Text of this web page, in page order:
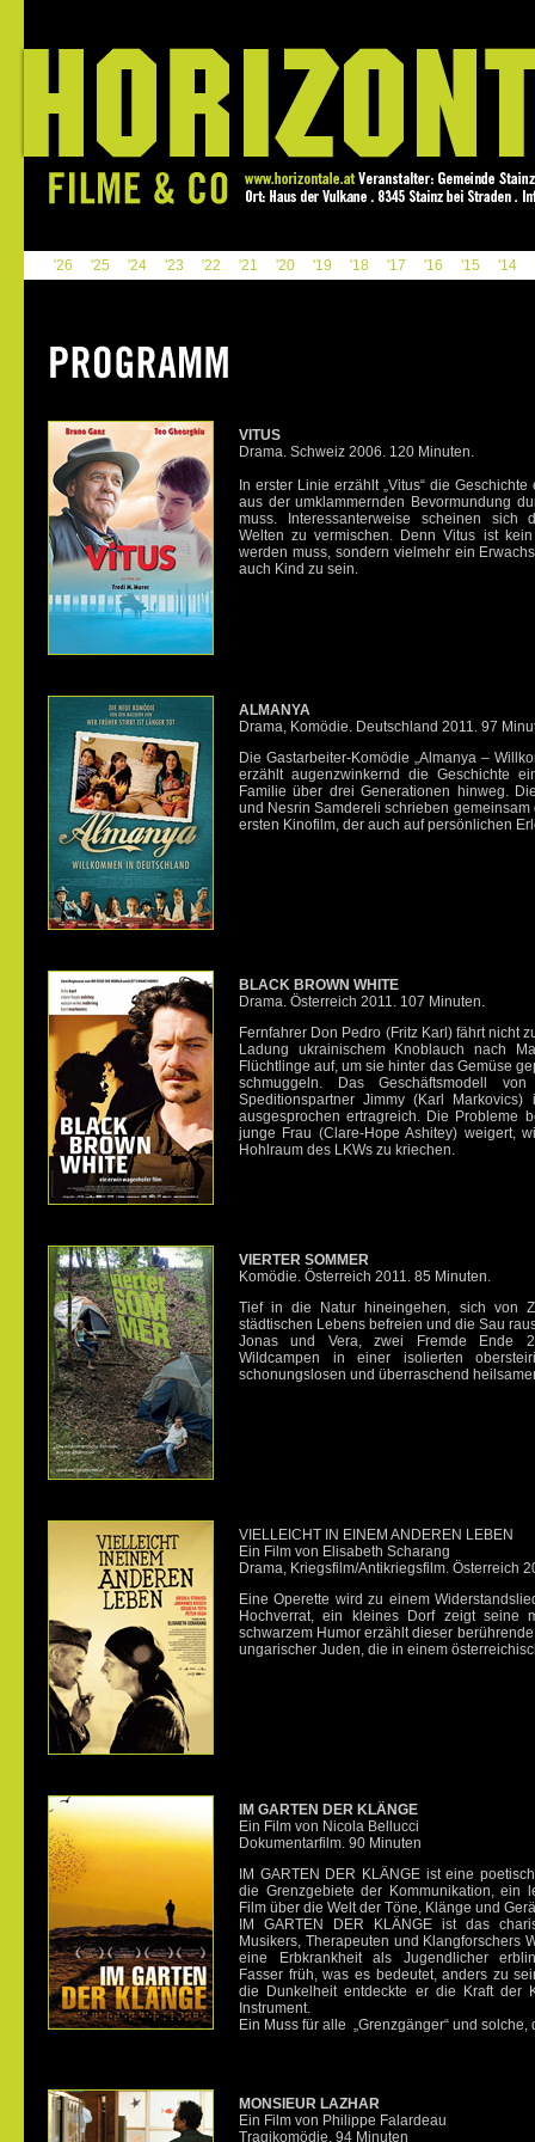
'26 '25 '24 '23 '22 '21 '20 '19 '18 '17 '16 '15 '14
VITUS
Drama. Schweiz 2006. 120 Minuten.
In erster Linie erzählt „Vitus“ die
aus der umklammernden Bevormundung
muss. Interessanterweise scheinen sich
Welten zu vermischen. Denn Vitus ist
werden muss, sondern vielmehr ein
auch Kind zu sein.
ALMANYA
Drama, Komödie. Deutschland 2011. 97
Die Gastarbeiter-Komödie „Almanya –
erzählt augenzwinkernd die Geschichte
Familie über drei Generationen hinweg.
und Nesrin Samdereli schrieben gemeinsam
ersten Kinofilm, der auch auf persönlichen
BLACK BROWN WHITE
Drama. Österreich 2011. 107 Minuten.
Fernfahrer Don Pedro (Fritz Karl) fährt nicht
Ladung ukrainischem Knoblauch nach
Flüchtlinge auf, um sie hinter das Gemüse
schmuggeln. Das Geschäftsmodell
Speditionspartner Jimmy (Karl
ausgesprochen ertragreich. Die Probleme
junge Frau (Clare-Hope Ashitey) weigert,
Hohlraum des LKWs zu kriechen.
VIERTER SOMMER
Komödie. Österreich 2011. 85 Minuten.
Tief in die Natur hineingehen, sich von
städtischen Lebens befreien und die Sau
Jonas und Vera, zwei Fremde Ende
Wildcampen in einer isolierten
schonungslosen und überraschend
VIELLEICHT IN EINEM ANDEREN LEBEN
Ein Film von Elisabeth Scharang
Drama, Kriegsfilm/Antikriegsfilm. Österreich
Eine Operette wird zu einem
Hochverrat, ein kleines Dorf zeigt seine
schwarzem Humor erzählt dieser
ungarischer Juden, die in einem
IM GARTEN DER KLÄNGE
Ein Film von Nicola Bellucci
Dokumentarfilm. 90 Minuten
IM GARTEN DER KLÄNGE ist eine
die Grenzgebiete der Kommunikation, ein
Film über die Welt der Töne, Klänge und
IM GARTEN DER KLÄNGE ist das
Musikers, Therapeuten und Klangforschers
eine Erbkrankheit als Jugendlicher
Fasser früh, was es bedeutet, anders zu
die Dunkelheit entdeckte er die Kraft der
Instrument.
Ein Muss für alle „Grenzgänger“ und
MONSIEUR LAZHAR
Ein Film von Philippe Falardeau
Tragikomödie. 94 Minuten